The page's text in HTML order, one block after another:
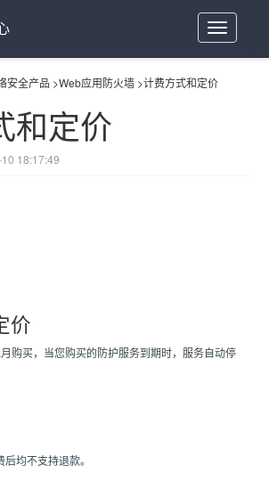
Toggle
navigation
安全产品 >Web应用防火墙 >计费方式和定价
和定价
18:17:49
价
购买，当您购买的防护服务到期时，服务自动停
均不支持退款。